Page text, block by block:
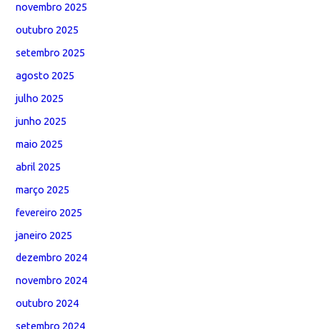
novembro 2025
outubro 2025
setembro 2025
agosto 2025
julho 2025
junho 2025
maio 2025
abril 2025
março 2025
fevereiro 2025
janeiro 2025
dezembro 2024
novembro 2024
outubro 2024
setembro 2024